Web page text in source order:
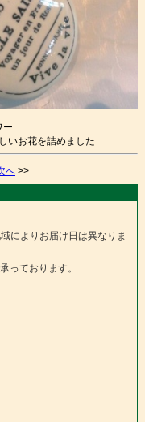
ー
いお花を詰めました
へ>>
によりお届け日は異なりま
っております。